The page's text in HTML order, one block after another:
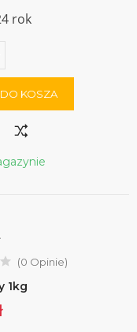
rok
KOSZA
(0 Opinie)
1kg